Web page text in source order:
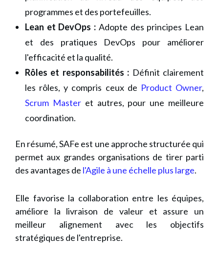
programmes et des portefeuilles.
Lean et DevOps : Adopte des principes Lean
et des pratiques DevOps pour améliorer
l'efficacité et la qualité.
Rôles et responsabilités : Définit clairement
les rôles, y compris ceux de Product Owner,
Scrum Masteret autres, pour une meilleure
coordination.
En résumé, SAFe est une approche structurée qui
permet aux grandes organisations de tirer parti
des avantages de l'Agile à une échelle plus large.
Elle favorise la collaboration entre les équipes,
améliore la livraison de valeur et assure un
meilleur alignement avec les objectifs
stratégiques de l'entreprise.